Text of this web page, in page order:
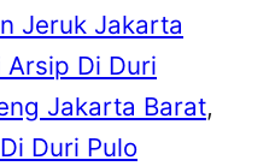
Jeruk Jakarta
Arsip Di Duri
Jakarta Barat
Duri Pulo